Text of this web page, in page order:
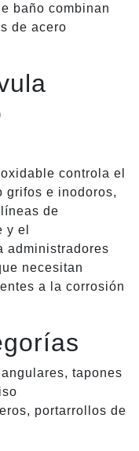
baño combinan
de acero
controla el
grifos e inodoros,
de
y el
administradores
necesitan
a la corrosión
tapones
portarrollos de